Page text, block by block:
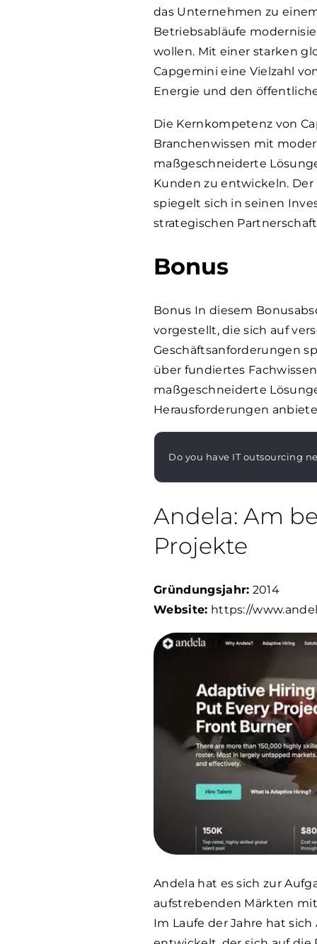
das Unternehmen zu
Betriebsabläufe
wollen. Mit einer starken
Capgemini eine Vielzahl
Energie und den
Die Kernkompetenz von
Branchenwissen mit
maßgeschneiderte
Kunden zu entwickeln.
spiegelt sich in seinen
strategischen
Bonus
Bonus In diesem
vorgestellt, die sich auf
Geschäftsanforderungen
über fundiertes
maßgeschneiderte
Herausforderungen
Do you have IT outsourcing
Andela: Am
Projekte
Gründungsjahr: 2014
Website: https://
Andela hat es sich zur
aufstrebenden Märkten
Im Laufe der Jahre hat